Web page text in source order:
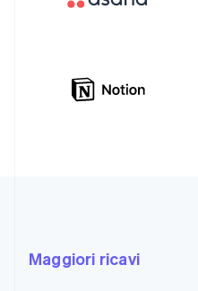
Maggiori ricavi